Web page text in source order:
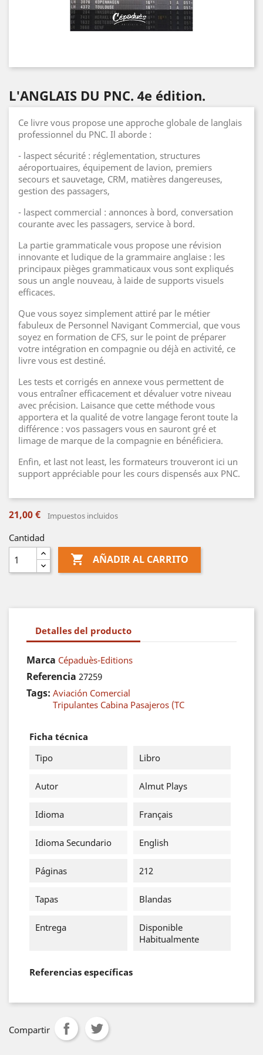
L'ANGLAIS DU PNC. 4e édition.
Ce livre vous propose une approche globale de langlais
professionnel du PNC. Il aborde :
- laspect sécurité : réglementation, structures
aéroportuaires, équipement de lavion, premiers
secours et sauvetage, CRM, matières dangereuses,
gestion des passagers,
- laspect commercial : annonces à bord, conversation
courante avec les passagers, service à bord.
La partie grammaticale vous propose une révision
innovante et ludique de la grammaire anglaise : les
principaux pièges grammaticaux vous sont expliqués
sous un angle nouveau, à laide de supports visuels
efficaces.
Que vous soyez simplement attiré par le métier
fabuleux de Personnel Navigant Commercial, que vous
soyez en formation de CFS, sur le point de préparer
votre intégration en compagnie ou déjà en activité, ce
livre vous est destiné.
Les tests et corrigés en annexe vous permettent de
vous entraîner efficacement et dévaluer votre niveau
avec précision. Laisance que cette méthode vous
apportera et la qualité de votre langage feront toute la
différence : vos passagers vous en sauront gré et
limage de marque de la compagnie en bénéficiera.
Enfin, et last not least, les formateurs trouveront ici un
support appréciable pour les cours dispensés aux PNC.
21,00 € Impuestos incluidos
Cantidad
 AÑADIR AL CARRITO
Detalles del producto
Marca Cépaduès-Editions
Referencia 27259
Tags: Aviación Comercial
Tripulantes Cabina Pasajeros (TC
Ficha técnica
Tipo
Libro
Autor Almut Plays
Idioma Français
Idioma Secundario English
Páginas 212
Tapas Blandas
Entrega
Disponible
Habitualmente
Referencias específicas
Compartir